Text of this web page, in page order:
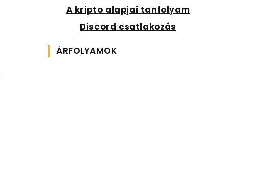
A kripto alapjai tanfolyam
Discord csatlakozás
ÁRFOLYAMOK